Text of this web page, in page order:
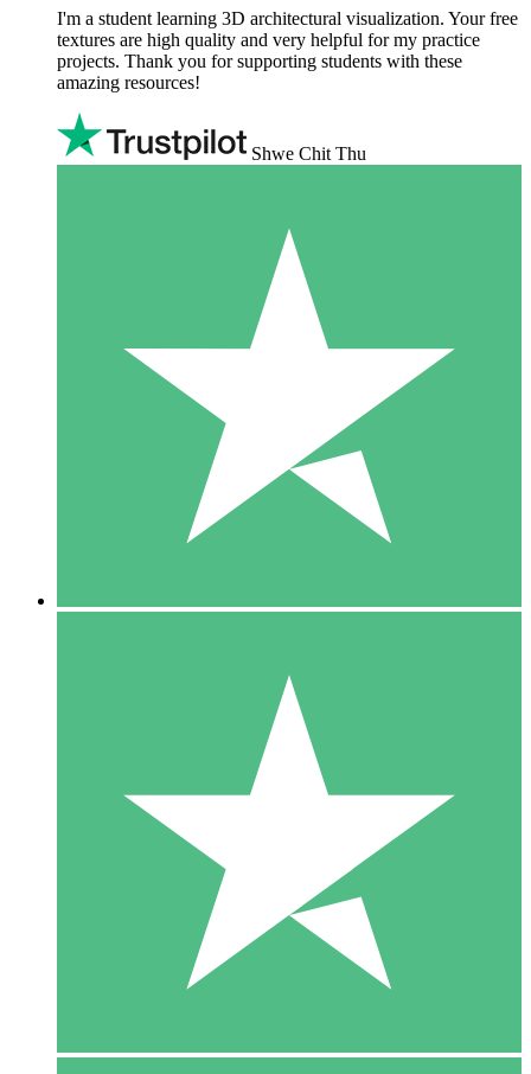
I'm a student learning 3D architectural visualization. Your free
textures are high quality and very helpful for my practice
projects. Thank you for supporting students with these
amazing resources!
Shwe Chit Thu